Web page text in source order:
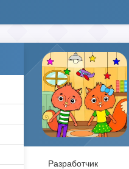
Разработчик